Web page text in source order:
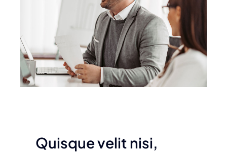
Quisque velit nisi,